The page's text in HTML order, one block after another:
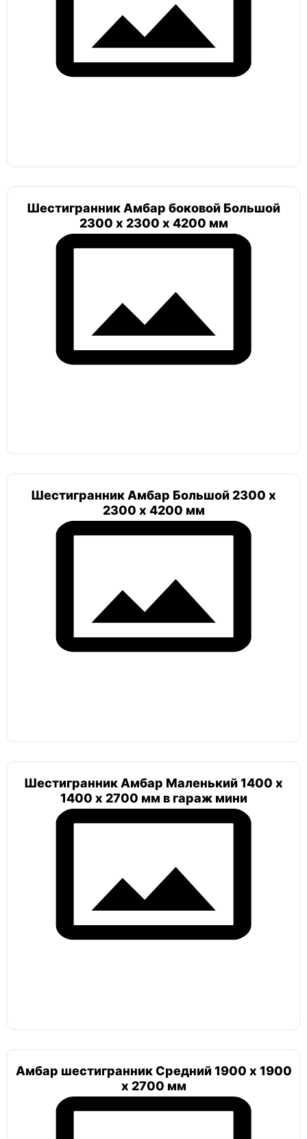
Шестигранник Амбар боковой Большой
2300 х 2300 х 4200 мм
Шестигранник Амбар Большой 2300 х
2300 х 4200 мм
Шестигранник Амбар Маленький 1400 х
1400 х 2700 мм в гараж мини
Амбар шестигранник Средний 1900 х 1900
х 2700 мм